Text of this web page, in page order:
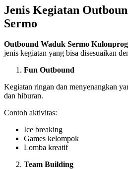
Jenis Kegiatan
Sermo
Outbound Waduk Sermo
jenis kegiatan yang bisa disesuaikan
Fun Outbound
Kegiatan ringan dan menyenangkan
dan hiburan.
Contoh aktivitas:
Ice breaking
Games kelompok
Lomba kreatif
Team Building